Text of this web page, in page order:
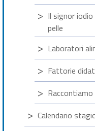
Il signor
pelle
Laboratori
Fattorie
Calendario